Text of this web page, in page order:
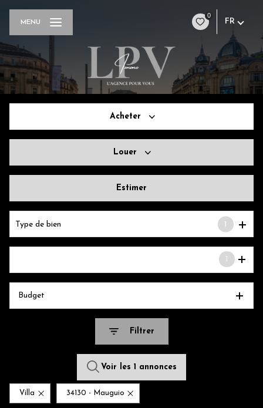
0
FR
MENU
Acheter
Louer
Estimer
Type de bien 1
1
Budget
Filtrer
Voir les 1 annonces
Villa 34130 - Mauguio